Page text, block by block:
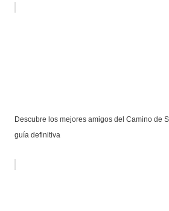
Descubre los mejores amigos del Camino de
guía definitiva